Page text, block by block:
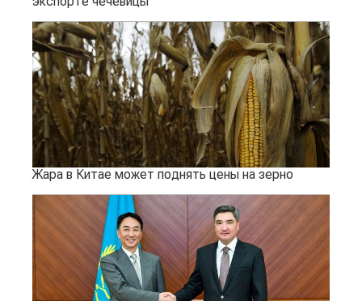
Жара в Китае может поднять цены на зерно